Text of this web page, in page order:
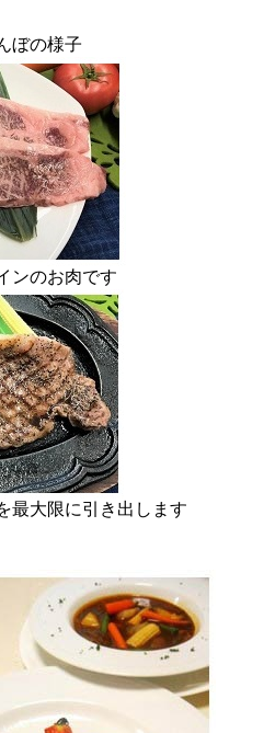
ぼの様子
ンのお肉です
最大限に引き出します